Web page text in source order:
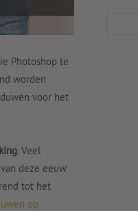
Photoshop te
worden
voor het
. Veel
deze eeuw
tot het
op